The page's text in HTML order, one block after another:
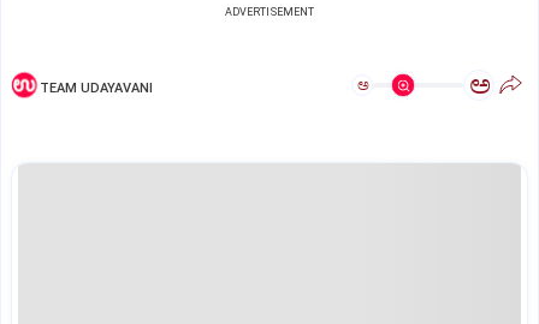
ADVERTISEMENT
TEAM UDAYAVANI ಅ ಅ